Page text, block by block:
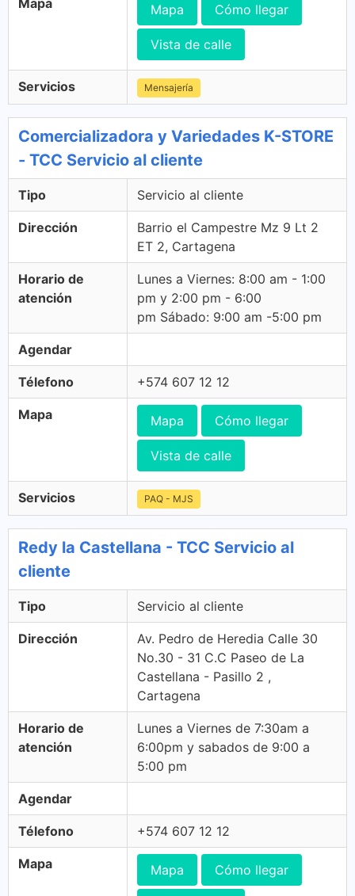
Mapa Mapa Cómo llegar
Vista de calle
Servicios Mensajería
Comercializadora y Variedades K-STORE
- TCC Servicio al cliente
Tipo Servicio al cliente
Dirección
Barrio el Campestre Mz 9 Lt 2
ET 2, Cartagena
Horario de
atención
Lunes a Viernes: 8:00 am - 1:00
pm y 2:00 pm - 6:00
pm Sábado: 9:00 am -5:00 pm
Agendar
Télefono +574 607 12 12
Mapa Mapa Cómo llegar
Vista de calle
Servicios PAQ - MJS
Redy la Castellana - TCC Servicio al
cliente
Tipo Servicio al cliente
Dirección
Av. Pedro de Heredia Calle 30
No.30 - 31 C.C Paseo de La
Castellana - Pasillo 2 ,
Cartagena
Horario de
atención
Lunes a Viernes de 7:30am a
6:00pm y sabados de 9:00 a
5:00 pm
Agendar
Télefono +574 607 12 12
Mapa Mapa Cómo llegar